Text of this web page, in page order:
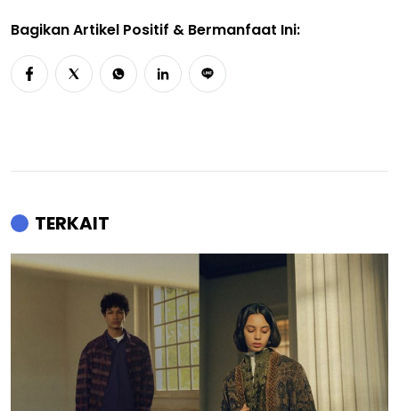
Bagikan Artikel Positif & Bermanfaat Ini:
TERKAIT